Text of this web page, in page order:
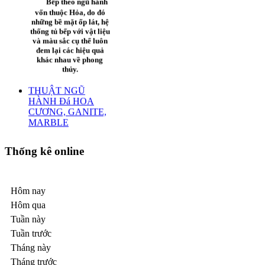
VÀ MARBLE
Bếp theo ngũ hành
vốn thuộc Hỏa, do đó
những bề mặt ốp lát, hệ
thống tủ bếp với vật liệu
và màu sắc cụ thể luôn
đem lại các hiệu quả
khác nhau về phong
thủy.
THUẬT NGŨ
CƯƠNG, GANITE,
MARBLE
1. Hành Kim
Vật liệu mang tính
Kim như sắt, thép,
inox và đá cứng (đá
hoa cương…) là
những vật liệu thông
Thống kê online
Hôm nay
Hôm qua
Tuần này
Tuần trước
Tháng này
Tháng trước
cấp,hiện đại. Nằm
ngay Trung tâm Quận
Tân Bình hệ thống
giao thông thuận tiện,
cách sân bay quốc tế
Tân Sơn Nhất 2 km
và cách trung tâm
thành phố / Chợ Lớn
5 km, cách Trung
Tâm Hội Chợ &
Triển Lãm Quốc Tế
Hoàng Văn Thụ
Tâm TDTT Tân Bình
giá sĩ (Chợ Tân
Bình).
Siêu thị Lotte Mart
Bình Dương